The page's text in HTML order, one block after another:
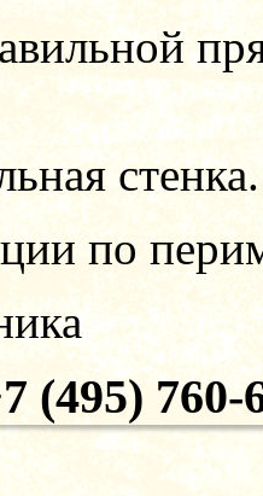
стенка.
по
(495) 760-